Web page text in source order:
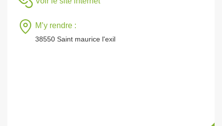
M’y rendre :
38550 Saint maurice l'exil